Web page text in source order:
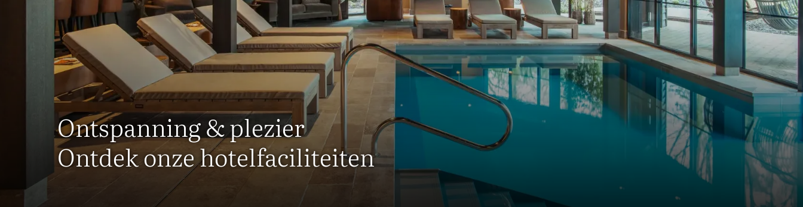
Ontspanning & plezier
Ontdek onze hotelfaciliteiten